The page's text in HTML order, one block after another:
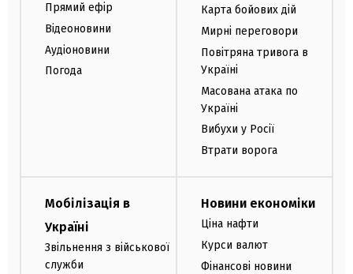
Прямий ефір
Відеоновини
Аудіоновини
Погода
Карта бойових дій
Мирні переговори
Повітряна тривога в
Україні
Масована атака по
Україні
Вибухи у Росії
Втрати ворога
Мобілізація в
Україні
Звільнення з військової
служби
Новини економіки
Ціна нафти
Курси валют
Фінансові новини